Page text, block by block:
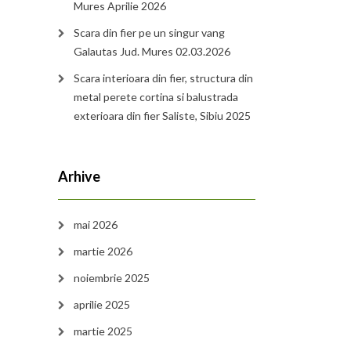
Mures Aprilie 2026
Scara din fier pe un singur vang
Galautas Jud. Mures 02.03.2026
Scara interioara din fier, structura din
metal perete cortina si balustrada
exterioara din fier Saliste, Sibiu 2025
Arhive
mai 2026
martie 2026
noiembrie 2025
aprilie 2025
martie 2025